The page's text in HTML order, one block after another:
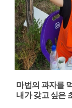
마법의 과자를
내가 갖고 싶은